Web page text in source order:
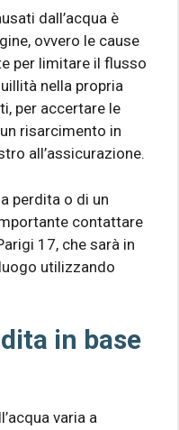
dall’acqua è
ovvero le cause
per limitare il flusso
nella propria
per accertare le
risarcimento in
all’assicurazione.
perdita o di un
contattare
17, che sarà in
utilizzando
in base
varia a